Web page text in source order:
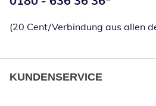
(20 Cent/Verbindung aus allen
KUNDENSERVICE